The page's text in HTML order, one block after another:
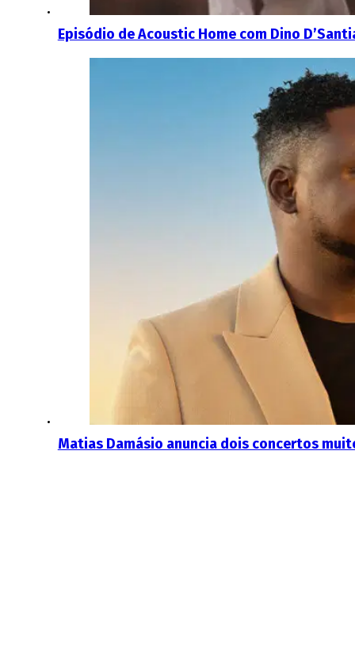
Episódio de Acoustic Home com Dino
Matias Damásio anuncia dois concertos